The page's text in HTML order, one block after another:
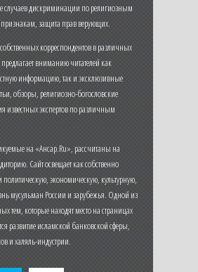
случаев дискриминации по религиозным
защита прав верующих.
корреспондентов в различных
вниманию читателей как
информацию, так и эксклюзивные
обзоры, религиозно-богословские
известных экспертов по различным
на «Ансар.Ru», рассчитаны на
Сайт освещает как собственно
политическую, экономическую, культурную,
мусульман России и зарубежья. Одной из
тем, которые находят место на страницах
развитие исламской банковской сферы,
и халяль-индустрии.